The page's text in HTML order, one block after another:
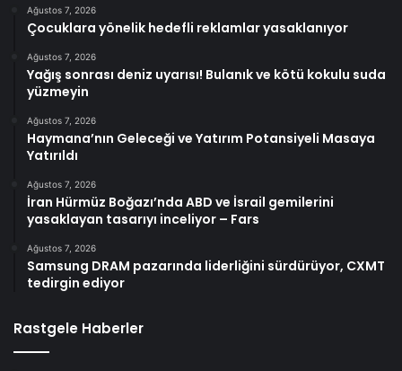
Ağustos 7, 2026
Çocuklara yönelik hedefli reklamlar yasaklanıyor
Ağustos 7, 2026
Yağış sonrası deniz uyarısı! Bulanık ve kötü kokulu suda
yüzmeyin
Ağustos 7, 2026
Haymana’nın Geleceği ve Yatırım Potansiyeli Masaya
Yatırıldı
Ağustos 7, 2026
İran Hürmüz Boğazı’nda ABD ve İsrail gemilerini
yasaklayan tasarıyı inceliyor – Fars
Ağustos 7, 2026
Samsung DRAM pazarında liderliğini sürdürüyor, CXMT
tedirgin ediyor
Rastgele Haberler